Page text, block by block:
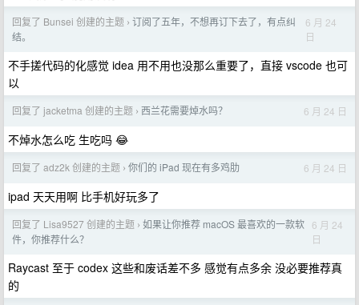
回复了 Bunsei 创建的主题 › 订阅了五年，不想再订下去了，有点纠
结。
6 月 24
日
不手搓代码的化感觉 idea 用不用也没那么重要了，直接 vscode 也可
以
回复了 jacketma 创建的主题 › 西兰花需要焯水吗？ 6 月 24 日
不焯水怎么吃 生吃吗 😂
回复了 adz2k 创建的主题 › 你们的 iPad 现在有多鸡肋 6 月 24 日
ipad 天天用啊 比手机好玩多了
回复了 Lisa9527 创建的主题 › 如果让你推荐 macOS 最喜欢的一款软
件，你推荐什么？
6 月 24
日
Raycast 至于 codex 这些和废话差不多 感觉有点多余 没必要推荐真
的